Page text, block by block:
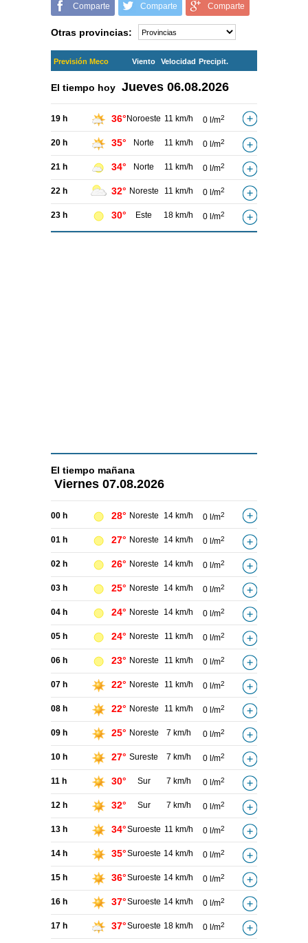
Comparte Comparte Comparte
Otras provincias:
Previsión Meco Viento Velocidad Precipit.
El tiempo hoy Jueves 06.08.2026
19 h 36° Noroeste 11 km/h 0 l/m2
20 h 35° Norte 11 km/h 0 l/m2
21 h 34° Norte 11 km/h 0 l/m2
22 h 32° Noreste 11 km/h 0 l/m2
23 h 30° Este 18 km/h 0 l/m2
El tiempo mañana
Viernes 07.08.2026
00 h 28° Noreste 14 km/h 0 l/m2
01 h 27° Noreste 14 km/h 0 l/m2
02 h 26° Noreste 14 km/h 0 l/m2
03 h 25° Noreste 14 km/h 0 l/m2
04 h 24° Noreste 14 km/h 0 l/m2
05 h 24° Noreste 11 km/h 0 l/m2
06 h 23° Noreste 11 km/h 0 l/m2
07 h 22° Noreste 11 km/h 0 l/m2
08 h 22° Noreste 11 km/h 0 l/m2
09 h 25° Noreste 7 km/h 0 l/m2
10 h 27° Sureste 7 km/h 0 l/m2
11 h 30° Sur 7 km/h 0 l/m2
12 h 32° Sur 7 km/h 0 l/m2
13 h 34°Suroeste 11 km/h 0 l/m2
14 h 35°Suroeste 14 km/h 0 l/m2
15 h 36°Suroeste 14 km/h 0 l/m2
16 h 37°Suroeste 14 km/h 0 l/m2
17 h 37°Suroeste 18 km/h 0 l/m2